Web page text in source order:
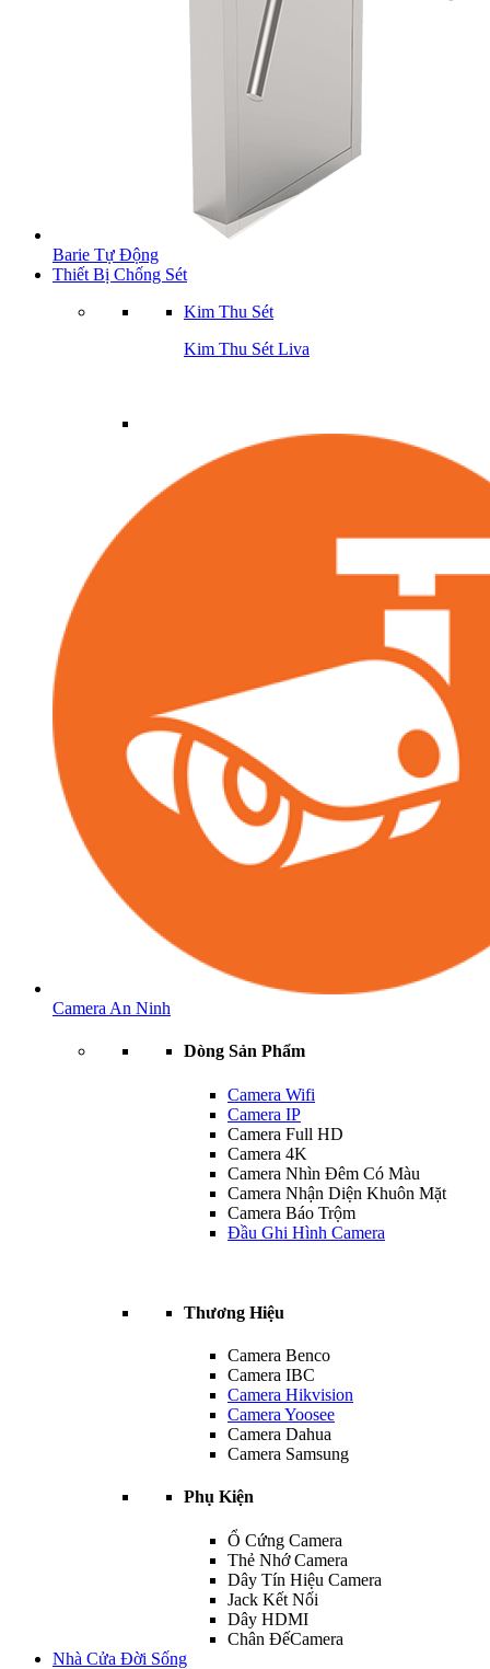
Barie Tự Động
Thiết Bị Chống Sét
Kim Thu Sét
Kim Thu Sét Liva
Camera An Ninh
Dòng Sản Phẩm
Camera Wifi
Camera IP
Camera Full HD
Camera 4K
Camera Nhìn Đêm Có Màu
Camera Nhận Diện Khuôn Mặt
Camera Báo Trộm
Đầu Ghi Hình Camera
Thương Hiệu
Camera Benco
Camera IBC
Camera Hikvision
Camera Yoosee
Camera Dahua
Camera Samsung
Phụ Kiện
Ổ Cứng Camera
Thẻ Nhớ Camera
Dây Tín Hiệu Camera
Jack Kết Nối
Dây HDMI
Chân ĐếCamera
Nhà Cửa Đời Sống